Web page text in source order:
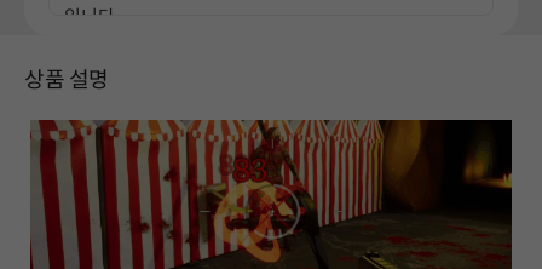
입니다.
앞서 해보기 동안과 앞서 해보기 이후의 게임 가격이 다르
게 매겨지나요?
Early Access 기간 동안의 사용자 피드백과 개발 진행 상
황에 따라 게임 가격이 인상될 수 있습니다.
상품 설명